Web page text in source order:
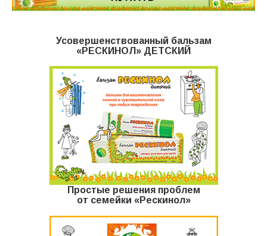
Усовершенствованный бальзам
«РЕСКИНОЛ» ДЕТСКИЙ
Простые решения проблем
от семейки «Рескинол»